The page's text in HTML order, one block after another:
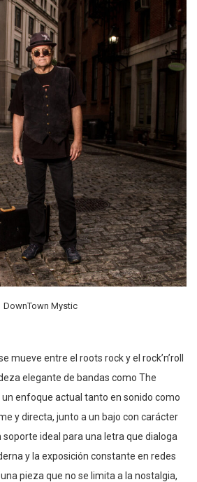
DownTown Mystic
mueve entre el roots rock y el rock’n’roll
elegante de bandas como The
un enfoque actual tanto en sonido como
y directa, junto a un bajo con carácter
ideal para una letra que dialoga
y la exposición constante en redes
pieza que no se limita a la nostalgia,